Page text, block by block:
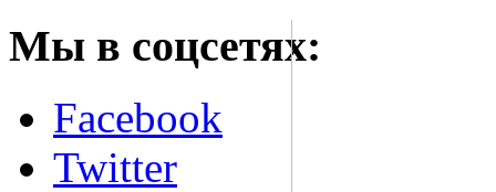
Мы в соцсетях:
Facebook
Twitter